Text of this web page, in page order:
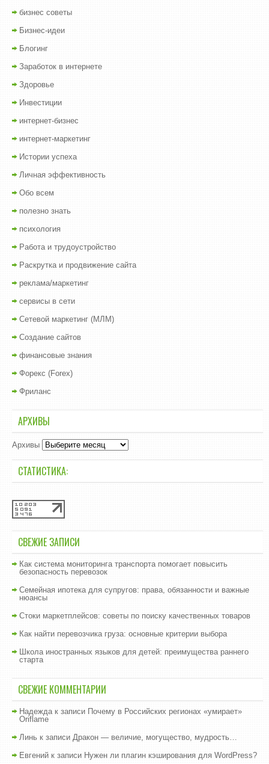
бизнес советы
Бизнес-идеи
Блогинг
Заработок в интернете
Здоровье
Инвестиции
интернет-бизнес
интернет-маркетинг
Истории успеха
Личная эффективность
Обо всем
полезно знать
психология
Работа и трудоустройство
Раскрутка и продвижение сайта
реклама/маркетинг
сервисы в сети
Сетевой маркетинг (МЛМ)
Создание сайтов
финансовые знания
Форекс (Forex)
Фриланс
АРХИВЫ
Архивы
СТАТИСТИКА:
СВЕЖИЕ ЗАПИСИ
Как система мониторинга транспорта помогает повысить
безопасность перевозок
Семейная ипотека для супругов: права, обязанности и важные
нюансы
Стоки маркетплейсов: советы по поиску качественных товаров
Как найти перевозчика груза: основные критерии выбора
Школа иностранных языков для детей: преимущества раннего
старта
СВЕЖИЕ КОММЕНТАРИИ
Надеждак записи Почему в Российских регионах «умирает»
Oriflame
Линь к записи Дракон — величие, могущество, мудрость…
Евгений к записи Нужен ли плагин кэширования для WordPress?